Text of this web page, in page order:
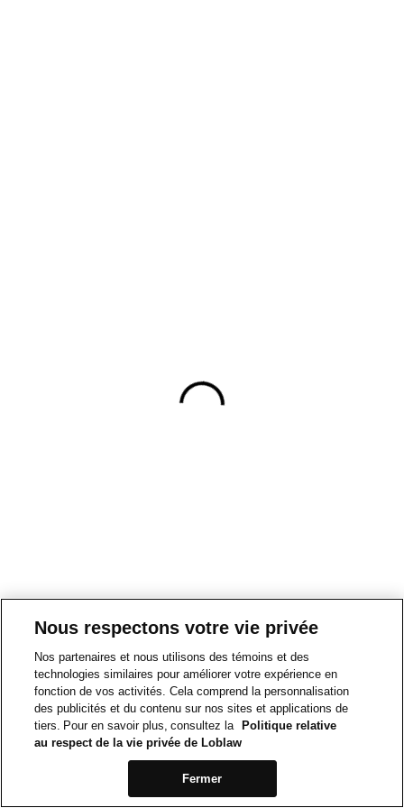
Nous respectons votre vie privée
Nos partenaires et nous utilisons des témoins et des
technologies similaires pour améliorer votre expérience en
fonction de vos activités. Cela comprend la personnalisation
des publicités et du contenu sur nos sites et applications de
tiers. Pour en savoir plus, consultez la
Politique relative
au respect de la vie privée de Loblaw
Fermer